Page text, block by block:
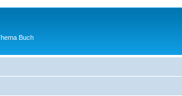
Buch